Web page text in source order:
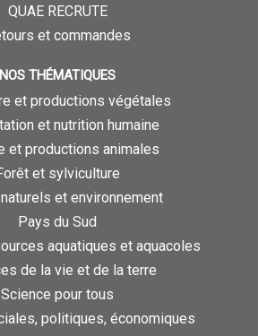
QUAE RECRUTE
et commandes
NOS THÉMATIQUES
et productions végétales
et nutrition humaine
et productions animales
et sylviculture
et environnement
Pays du Sud
aquatiques et aquacoles
de la vie et de la terre
Science pour tous
politiques, économiques